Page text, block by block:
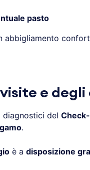
pasto
abbigliamento
e
diagnostici del
.
è a disposizione